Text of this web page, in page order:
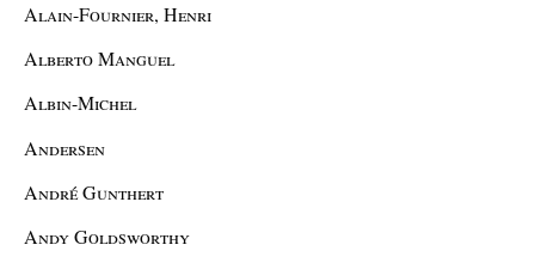
Alain-Fournier, Henri
Alberto Manguel
Albin-Michel
Andersen
André Gunthert
Andy Goldsworthy